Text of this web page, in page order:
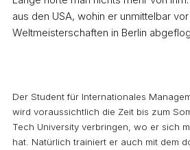
aus den USA, wohin er unmittelbar
Weltmeisterschaften in Berlin
Der Student für Internationales
wird voraussichtlich die Zeit bis zum
Tech University verbringen, wo er sich
hat. Natürlich trainiert er auch mit dem